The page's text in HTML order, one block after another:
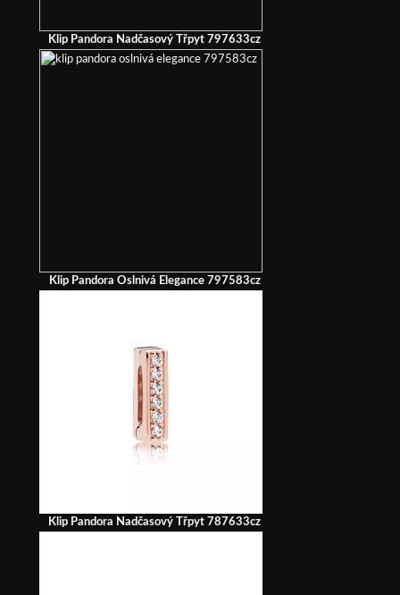
Klip Pandora Nadčasový Třpyt 797633cz
Klip Pandora Oslnivá Elegance 797583cz
Klip Pandora Nadčasový Třpyt 787633cz